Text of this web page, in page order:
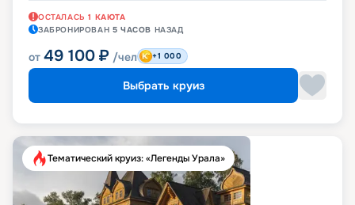
ОСТАЛАСЬ 1 КАЮТА
ЗАБРОНИРОВАН 5 ЧАСОВ НАЗАД
от 49 100 ₽ /чел +1 000
Выбрать круиз
Тематический круиз: «Легенды Урала»